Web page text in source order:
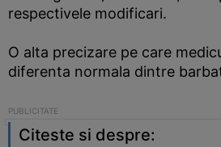
respectivele modificari.
O alta precizare pe care
diferenta normala dintre
Citeste si despre: